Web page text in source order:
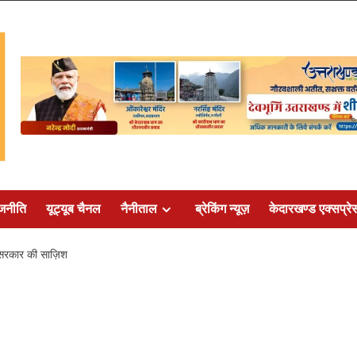
यूट्यूब चैनल नैनीताल ब्रेकिंग न्यूज़ केदारखण्ड
की साज़िश